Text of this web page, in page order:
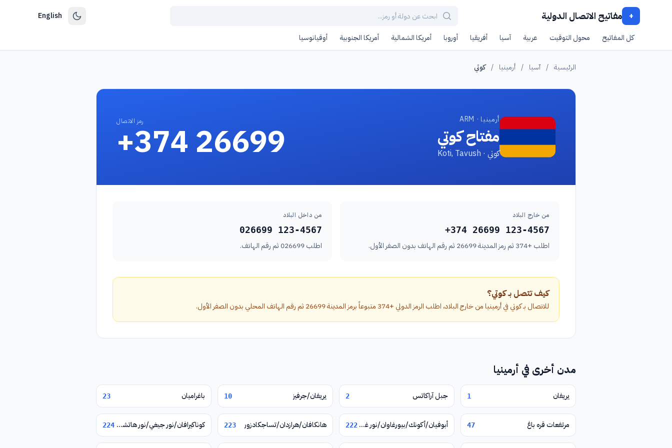
+ مفاتيح الاتصال الدولية English
كل المفاتيح محول التوقيت عربية آسيا أفريقيا أوروبا أمريكا الشمالية أمريكا الجنوبية أوقيانوسيا
الرئيسية / آسيا / أرمينيا / كوتي
أرمينيا · ARM
مفتاح كوتي
كوتي · Koti, Tavush
رمز الاتصال
+374 26699
من خارج البلاد
+374 26699 123-4567
اطلب +374 ثم رمز المدينة 26699 ثم رقم الهاتف بدون الصفر الأول.
من داخل البلاد
026699 123-4567
اطلب 026699 ثم رقم الهاتف.
كيف تتصل بـ كوتي؟
للاتصال بـ كوتي في أرمينيا من خارج البلاد، اطلب الرمز الدولي +374 متبوعاً برمز المدينة 26699 ثم رقم الهاتف المحلي بدون الصفر الأول.
مدن أخرى في أرمينيا
يريفان 1 جبل آراكاتس 2 يريفان/جرفيز 10 باغراميان 23
مرتفعات قره باغ 47 أبوفيان/أكونك/بيورغاوان/نور غيوغ/فيرين بتغني 222 هانكافان/هرازدان/تساجكادزور 223 كوناكيرافان/نور جيغي/نور هاتشن/يغوارد 224